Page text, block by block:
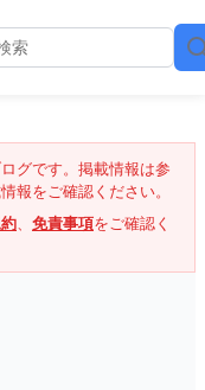
グです。掲載情報は参
報をご確認ください。
、 免責事項をご確認く